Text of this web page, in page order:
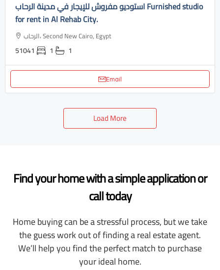
استوديو مفروش للإيجار في مدينة الرحاب Furnished studio
for rent in Al Rehab City.
الرحاب، Second New Cairo, Egypt
51041 1 1
Email
Load More
Find your home with a simple application or
call today
Home buying can be a stressful process, but we take
the guess work out of finding a real estate agent.
We’ll help you find the perfect match to purchase
your ideal home.